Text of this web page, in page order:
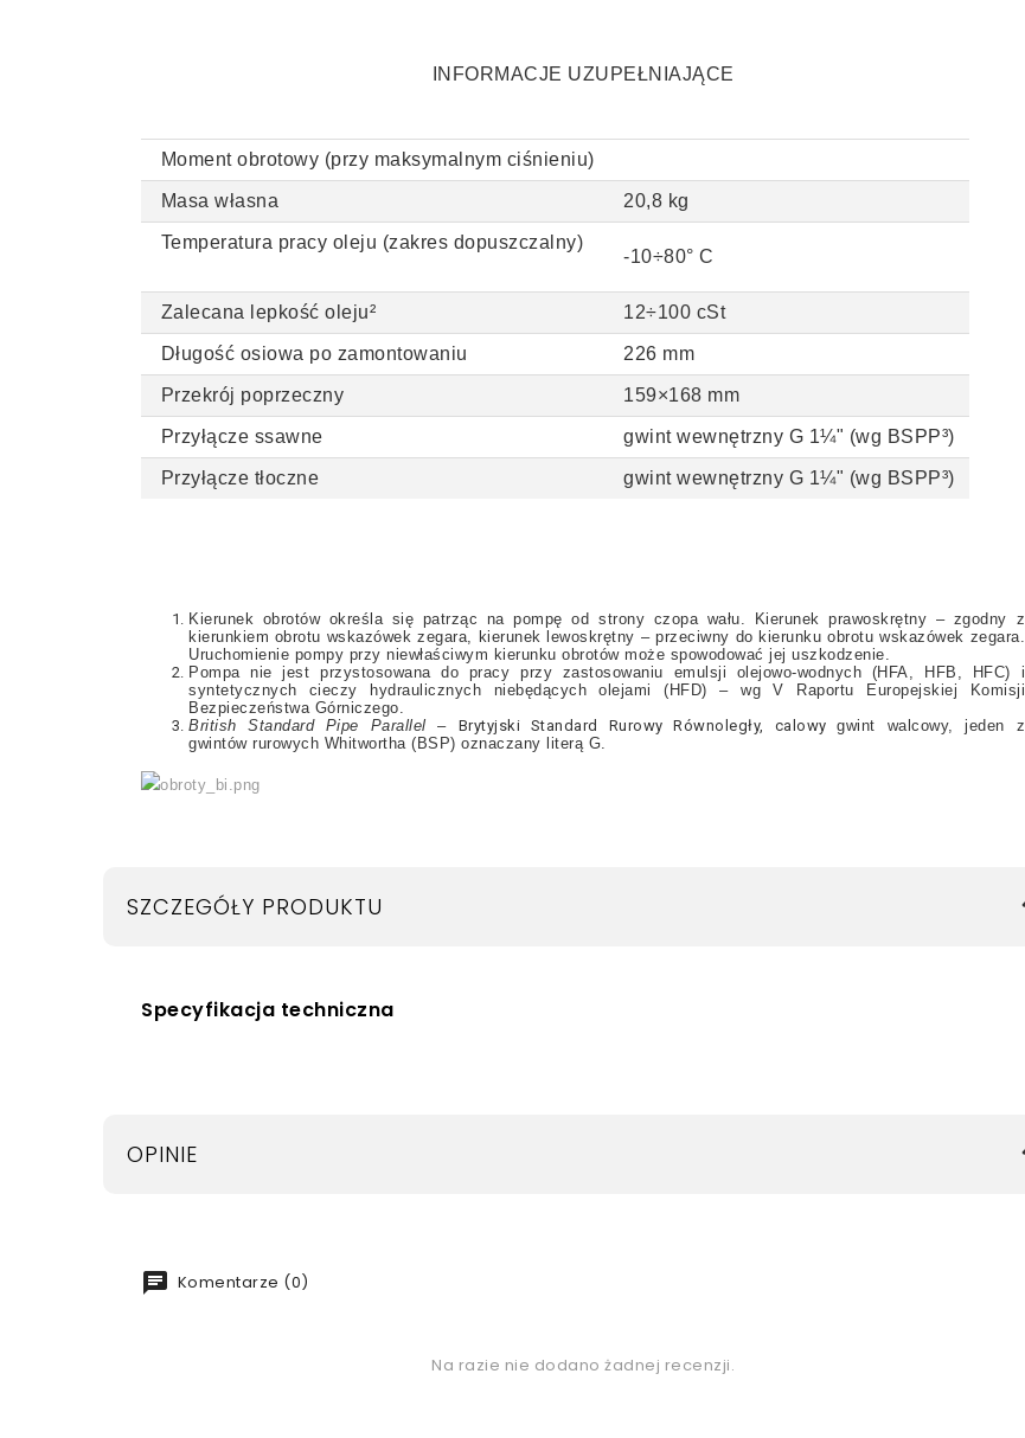
INFORMACJE UZUPEŁNIAJĄCE
Moment obrotowy (przy maksymalnym ciśnieniu)
Masa własna 20,8 kg
Temperatura pracy oleju (zakres dopuszczalny)
-10÷80° C
Zalecana lepkość oleju² 12÷100 cSt
Długość osiowa po zamontowaniu 226 mm
Przekrój poprzeczny 159×168 mm
Przyłącze ssawne gwint wewnętrzny G 1¼" (wg BSPP³)
Przyłącze tłoczne gwint wewnętrzny G 1¼" (wg BSPP³)
Kierunek obrotów określa się patrząc na pompę od strony czopa wału. Kierunek prawoskrętny – zgodny z
kierunkiem obrotu wskazówek zegara, kierunek lewoskrętny – przeciwny do kierunku obrotu wskazówek zegara.
Uruchomienie pompy przy niewłaściwym kierunku obrotów może spowodować jej uszkodzenie.
Pompa nie jest przystosowana do pracy przy zastosowaniu emulsji olejowo-wodnych (HFA, HFB, HFC) i
syntetycznych cieczy hydraulicznych niebędących olejami (HFD) – wg V Raportu Europejskiej Komisji
Bezpieczeństwa Górniczego.
British Standard Pipe Parallel
– Brytyjski Standard Rurowy Równoległy, calowygwint walcowy,jeden z
gwintów rurowych Whitwortha (BSP) oznaczany literą G.
SZCZEGÓŁY PRODUKTU
Specyfikacja techniczna
OPINIE
chat Komentarze (0)
Na razie nie dodano żadnej recenzji.